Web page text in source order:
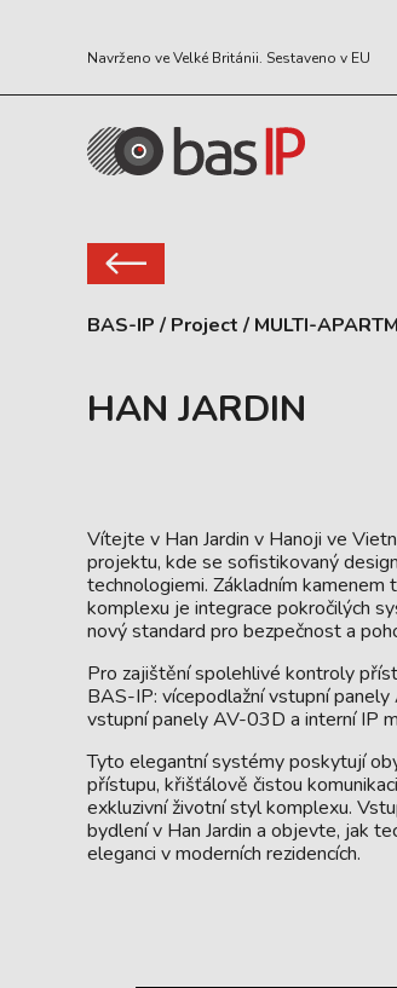
Navrženo ve Velké Británii. Sestaveno v EU
BAS-IP / Project / MULTI-
HAN JARDIN
Vítejte v Han Jardin v Hanoji ve
projektu, kde se sofistikovaný
technologiemi. Základním kamenem
komplexu je integrace pokročilých
nový standard pro bezpečnost a
Pro zajištění spolehlivé kontroly
BAS-IP: vícepodlažní vstupní
vstupní panely AV-03D a interní IP
Tyto elegantní systémy poskytují
přístupu, křišťálově čistou
exkluzivní životní styl komplexu.
bydlení v Han Jardin a objevte, jak
eleganci v moderních rezidencích.